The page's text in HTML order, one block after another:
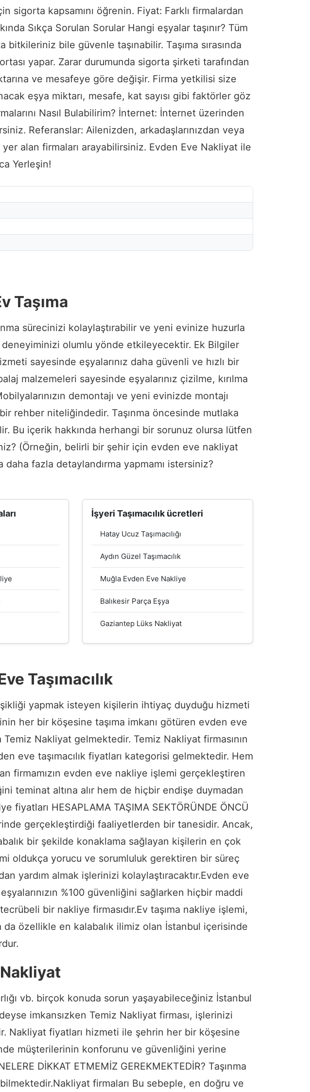
sigorta kapsamını öğrenin. Fiyat: Farklı firmalardan
Sıkça Sorulan Sorular Hangi eşyalar taşınır? Tüm
bitkileriniz bile güvenle taşınabilir. Taşıma sırasında
yapar. Zarar durumunda sigorta şirketi tarafından
ve mesafeye göre değişir. Firma yetkilisi size
eşya miktarı, mesafe, kat sayısı gibi faktörler göz
Nasıl Bulabilirim? İnternet: İnternet üzerinden
Referanslar: Ailenizden, arkadaşlarınızdan veya
alan firmaları arayabilirsiniz. Evden Eve Nakliyat ile
Yerleşin!
Taşıma
sürecinizi kolaylaştırabilir ve yeni evinize huzurla
olumlu yönde etkileyecektir. Ek Bilgiler
sayesinde eşyalarınız daha güvenli ve hızlı bir
malzemeleri sayesinde eşyalarınız çizilme, kırılma
demontajı ve yeni evinizde montajı
rehber niteliğindedir. Taşınma öncesinde mutlaka
Bu içerik hakkında herhangi bir sorunuz olursa lütfen
(Örneğin, belirli bir şehir için evden eve nakliyat
fazla detaylandırma yapmamı istersiniz?
İşyeri Taşımacılık ücretleri
Hatay Ucuz Taşımacılığı
Aydın Güzel Taşımacılık
Muğla Evden Eve Nakliye
Balıkesir Parça Eşya
Gaziantep Lüks Nakliyat
Taşımacılık
yapmak isteyen kişilerin ihtiyaç duyduğu hizmeti
her bir köşesine taşıma imkanı götüren evden eve
Temiz Nakliyat gelmektedir. Temiz Nakliyat firmasının
eve taşımacılık fiyatları kategorisi gelmektedir. Hem
firmamızın evden eve nakliye işlemi gerçekleştiren
teminat altına alır hem de hiçbir endişe duymadan
fiyatları HESAPLAMA TAŞIMA SEKTÖRÜNDE ÖNCÜ
gerçekleştirdiği faaliyetlerden bir tanesidir. Ancak,
bir şekilde konaklama sağlayan kişilerin en çok
oldukça yorucu ve sorumluluk gerektiren bir süreç
yardım almak işlerinizi kolaylaştıracaktır.Evden eve
%100 güvenliğini sağlarken hiçbir maddi
bir nakliye firmasıdır.Ev taşıma nakliye işlemi,
özellikle en kalabalık ilimiz olan İstanbul içerisinde
vb. birçok konuda sorun yaşayabileceğiniz İstanbul
imkansızken Temiz Nakliyat firması, işlerinizi
Nakliyat fiyatları hizmeti ile şehrin her bir köşesine
müşterilerinin konforunu ve güvenliğini yerine
DİKKAT ETMEMİZ GEREKMEKTEDİR? Taşınma
firmaları Bu sebeple, en doğru ve